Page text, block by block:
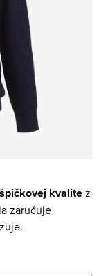
kvalitez
zaručuje